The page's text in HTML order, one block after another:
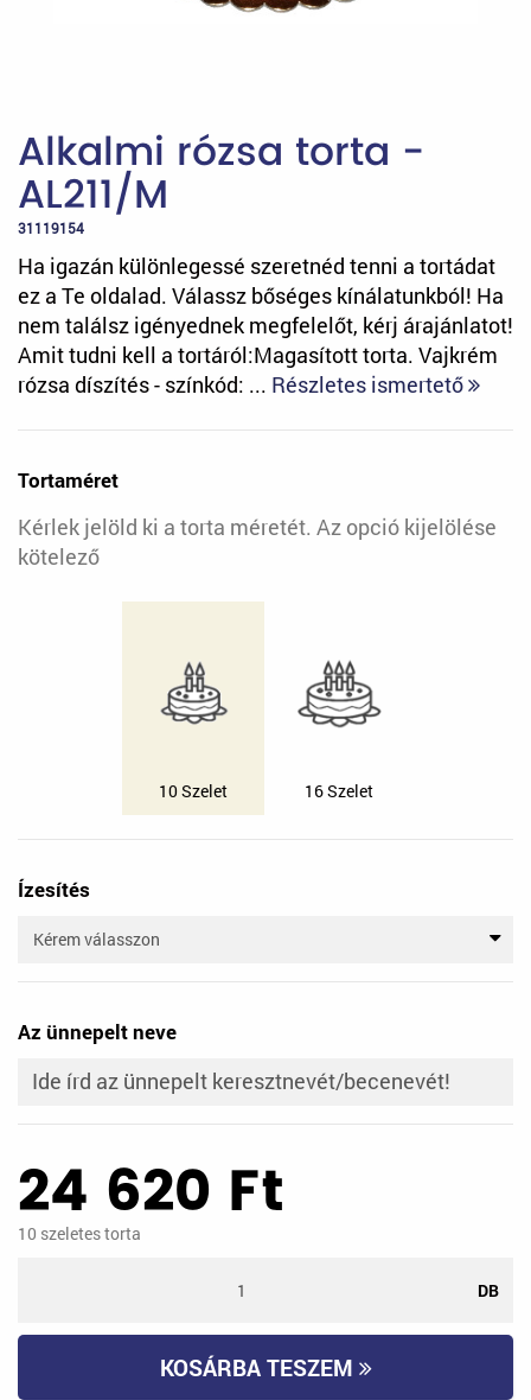
Alkalmi rózsa torta -
AL211/M
31119154
Ha igazán különlegessé szeretnéd tenni a tortádat
ez a Te oldalad. Válassz bőséges kínálatunkból! Ha
nem találsz igényednek megfelelőt, kérj árajánlatot!
Amit tudni kell a tortáról:Magasított torta. Vajkrém
rózsa díszítés - színkód: ... Részletes ismertető
Tortaméret
Kérlek jelöld ki a torta méretét. Az opció kijelölése
kötelező
10 Szelet 16 Szelet
Ízesítés
Az ünnepelt neve
24 620 Ft
10 szeletes torta
DB
KOSÁRBA TESZEM